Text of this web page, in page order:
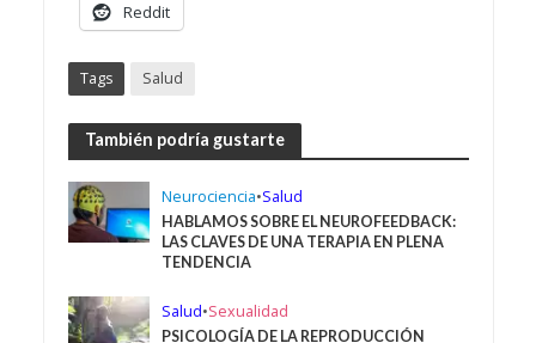
Reddit
Tags Salud
También podría gustarte
Neurociencia•Salud
HABLAMOS SOBRE EL NEUROFEEDBACK:
LAS CLAVES DE UNA TERAPIA EN PLENA
TENDENCIA
Salud•Sexualidad
PSICOLOGÍA DE LA REPRODUCCIÓN